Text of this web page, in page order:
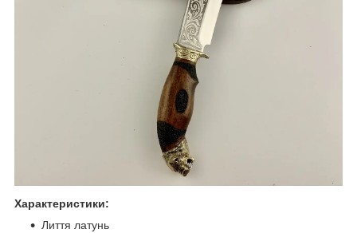
Характеристики:
Лиття латунь